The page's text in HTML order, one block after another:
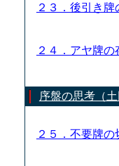
２３．後引き
２４．アヤ牌
序盤の思考（土
２５．不要牌